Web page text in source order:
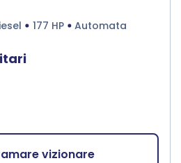
177 HP Automata
vizionare